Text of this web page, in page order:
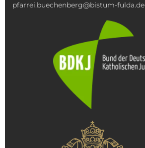
pfarrei.buechenberg@bistum-fulda.de